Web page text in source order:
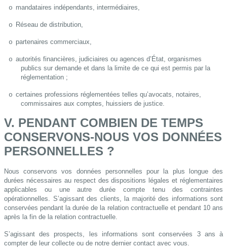
o mandataires indépendants, intermédiaires,
o Réseau de distribution,
o partenaires commerciaux,
o autorités financières, judiciaires ou agences d’État, organismes
publics sur demande et dans la limite de ce qui est permis par la
réglementation ;
o certaines professions réglementées telles qu’avocats, notaires,
commissaires aux comptes, huissiers de justice.
V. PENDANT COMBIEN DE TEMPS
CONSERVONS-NOUS VOS DONNÉES
PERSONNELLES ?
Nous conservons vos données personnelles pour la plus longue des
durées nécessaires au respect des dispositions légales et réglementaires
applicables ou une autre durée compte tenu des contraintes
opérationnelles. S’agissant des clients, la majorité des informations sont
conservées pendant la durée de la relation contractuelle et pendant 10 ans
après la fin de la relation contractuelle.
S’agissant des prospects, les informations sont conservées 3 ans à
compter de leur collecte ou de notre dernier contact avec vous.